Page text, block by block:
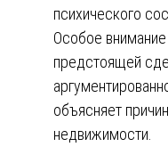
психического
Особое
предстоящей
объясняет
недвижимости.